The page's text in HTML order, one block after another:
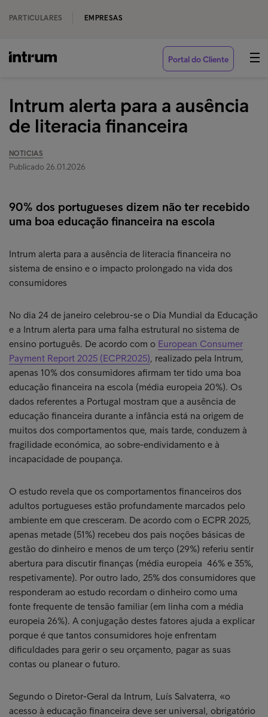
PARTICULARES EMPRESAS
Portal do Cliente
Intrum alerta para a ausência
de literacia financeira
NOTICIAS
Publicado 26.01.2026
90% dos portugueses dizem não ter recebido
uma boa educação financeira na escola
Intrum alerta para a ausência de literacia financeira no
sistema de ensino e o impacto prolongado na vida dos
consumidores
No dia 24 de janeiro celebrou-se o Dia Mundial da Educação
e a Intrum alerta para uma falha estrutural no sistema de
ensino português. De acordo com o European Consumer
Payment Report 2025 (ECPR2025), realizado pela Intrum,
apenas 10% dos consumidores afirmam ter tido uma boa
educação financeira na escola (média europeia 20%). Os
dados referentes a Portugal mostram que a ausência de
educação financeira durante a infância está na origem de
muitos dos comportamentos que, mais tarde, conduzem à
fragilidade económica, ao sobre-endividamento e à
incapacidade de poupança.
O estudo revela que os comportamentos financeiros dos
adultos portugueses estão profundamente marcados pelo
ambiente em que cresceram. De acordo com o ECPR 2025,
apenas metade (51%) recebeu dos pais noções básicas de
gestão do dinheiro e menos de um terço (29%) referiu sentir
abertura para discutir finanças (média europeia 46% e 35%,
respetivamente). Por outro lado, 25% dos consumidores que
responderam ao estudo recordam o dinheiro como uma
fonte frequente de tensão familiar (em linha com a média
europeia 26%). A conjugação destes fatores ajuda a explicar
porque é que tantos consumidores hoje enfrentam
dificuldades para gerir o seu orçamento, pagar as suas
contas ou planear o futuro.
Segundo o Diretor-Geral da Intrum, Luís Salvaterra, «o
acesso à educação financeira deve ser universal, obrigatório